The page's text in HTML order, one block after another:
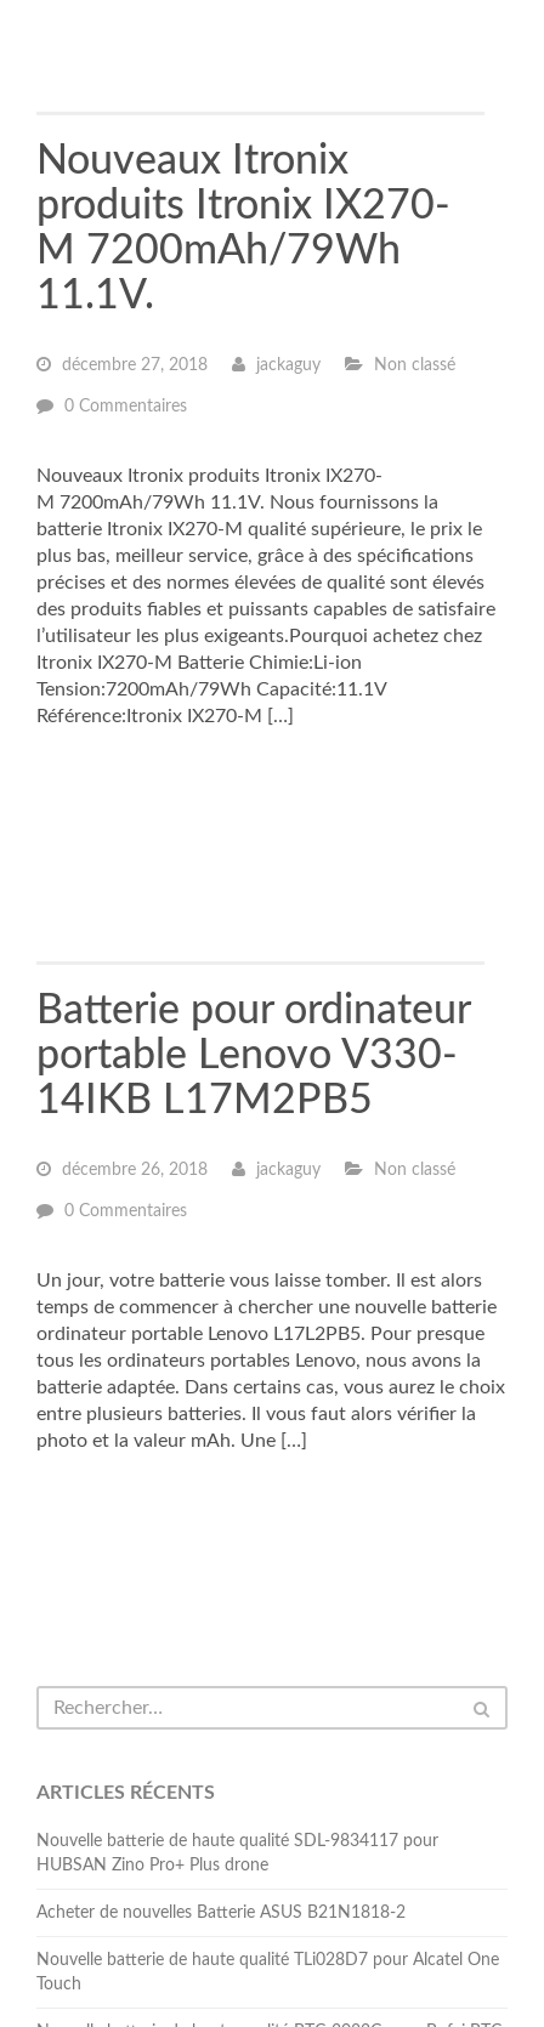
Nouveaux Itronix
produits Itronix IX270-
M 7200mAh/79Wh
11.1V.
décembre 27, 2018 jackaguy Non classé
0 Commentaires
Nouveaux Itronix produits Itronix IX270-
M 7200mAh/79Wh 11.1V. Nous fournissons la
batterie Itronix IX270-M qualité supérieure, le prix le
plus bas, meilleur service, grâce à des spécifications
précises et des normes élevées de qualité sont élevés
des produits fiables et puissants capables de satisfaire
l’utilisateur les plus exigeants.Pourquoi achetez chez
Itronix IX270-M Batterie Chimie:Li-ion
Tension:7200mAh/79Wh Capacité:11.1V
Référence:Itronix IX270-M […]
Batterie pour ordinateur
portable Lenovo V330-
14IKB L17M2PB5
décembre 26, 2018 jackaguy Non classé
0 Commentaires
Un jour, votre batterie vous laisse tomber. Il est alors
temps de commencer à chercher une nouvelle batterie
ordinateur portable Lenovo L17L2PB5. Pour presque
tous les ordinateurs portables Lenovo, nous avons la
batterie adaptée. Dans certains cas, vous aurez le choix
entre plusieurs batteries. Il vous faut alors vérifier la
photo et la valeur mAh. Une […]
ARTICLES RÉCENTS
Nouvelle batterie de haute qualité SDL-9834117 pour
HUBSAN Zino Pro+ Plus drone
Acheter de nouvelles Batterie ASUS B21N1818-2
Nouvelle batterie de haute qualité TLi028D7 pour Alcatel One
Touch